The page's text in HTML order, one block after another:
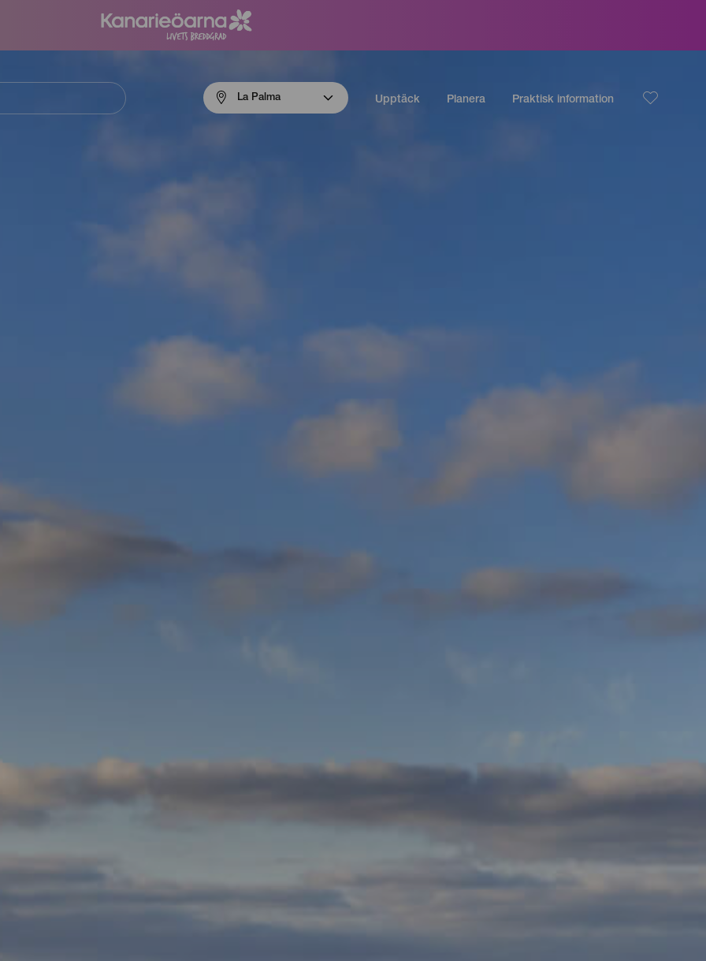
La Palma Upptäck Planera Praktisk information